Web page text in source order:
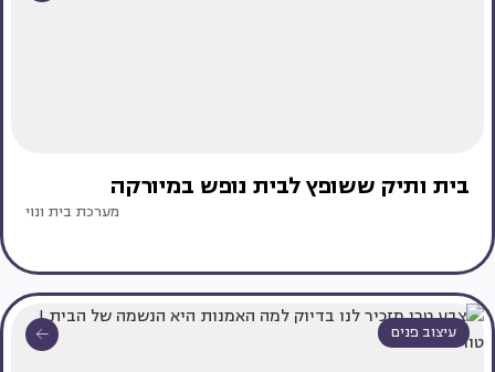
בית ותיק ששופץ לבית נופש במיורקה
מערכת בית ונוי
עיצוב פנים